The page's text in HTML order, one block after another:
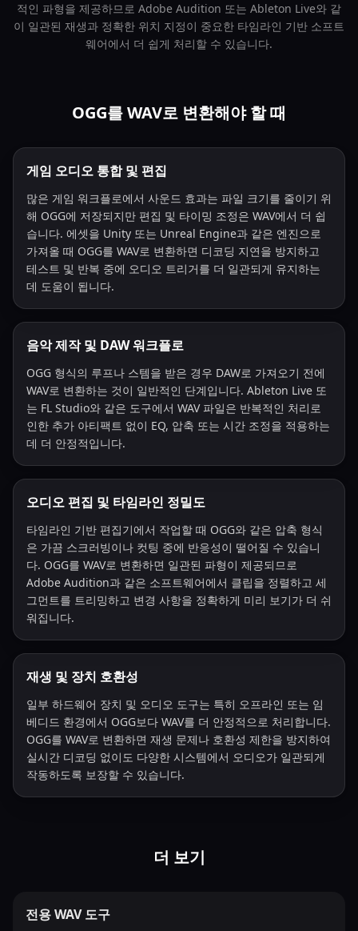
적인 파형을 제공하므로 Adobe Audition 또는 Ableton Live와 같
이 일관된 재생과 정확한 위치 지정이 중요한 타임라인 기반 소프트
웨어에서 더 쉽게 처리할 수 있습니다.
OGG를 WAV로 변환해야 할 때
게임 오디오 통합 및 편집
많은 게임 워크플로에서 사운드 효과는 파일 크기를 줄이기 위
해 OGG에 저장되지만 편집 및 타이밍 조정은 WAV에서 더 쉽
습니다. 에셋을 Unity 또는 Unreal Engine과 같은 엔진으로
가져올 때 OGG를 WAV로 변환하면 디코딩 지연을 방지하고
테스트 및 반복 중에 오디오 트리거를 더 일관되게 유지하는
데 도움이 됩니다.
음악 제작 및 DAW 워크플로
OGG 형식의 루프나 스템을 받은 경우 DAW로 가져오기 전에
WAV로 변환하는 것이 일반적인 단계입니다. Ableton Live 또
는 FL Studio와 같은 도구에서 WAV 파일은 반복적인 처리로
인한 추가 아티팩트 없이 EQ, 압축 또는 시간 조정을 적용하는
데 더 안정적입니다.
오디오 편집 및 타임라인 정밀도
타임라인 기반 편집기에서 작업할 때 OGG와 같은 압축 형식
은 가끔 스크러빙이나 컷팅 중에 반응성이 떨어질 수 있습니
다. OGG를 WAV로 변환하면 일관된 파형이 제공되므로
Adobe Audition과 같은 소프트웨어에서 클립을 정렬하고 세
그먼트를 트리밍하고 변경 사항을 정확하게 미리 보기가 더 쉬
워집니다.
재생 및 장치 호환성
일부 하드웨어 장치 및 오디오 도구는 특히 오프라인 또는 임
베디드 환경에서 OGG보다 WAV를 더 안정적으로 처리합니다.
OGG를 WAV로 변환하면 재생 문제나 호환성 제한을 방지하여
실시간 디코딩 없이도 다양한 시스템에서 오디오가 일관되게
작동하도록 보장할 수 있습니다.
더 보기
전용 WAV 도구